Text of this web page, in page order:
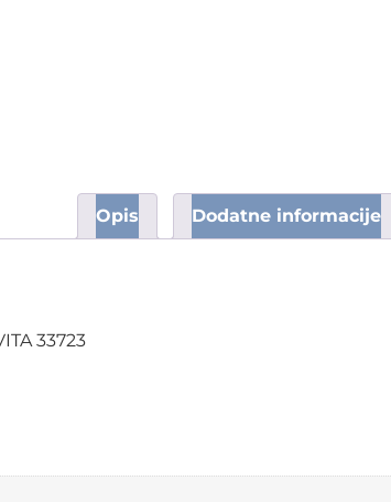
Opis Dodatne informacije
33723